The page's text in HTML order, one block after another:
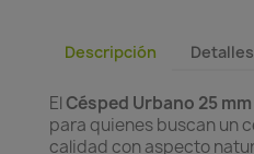
Descripción
El Césped Urbano 25 mm
para quienes buscan un
calidad con aspecto